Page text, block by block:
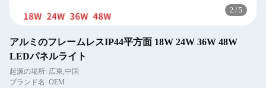
2 / 5
アルミのフレームレスIP44平方面 18W 24W 36W 48W
LEDパネルライト
起源の場所: 広東,中国
ブランド名: OEM